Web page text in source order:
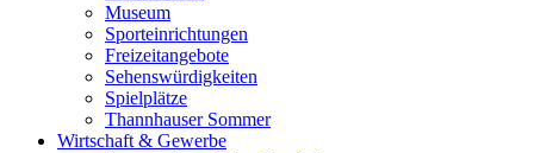
Museum
Sporteinrichtungen
Freizeitangebote
Sehenswürdigkeiten
Spielplätze
Thannhauser Sommer
Wirtschaft & Gewerbe